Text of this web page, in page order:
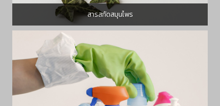
สารสกัดสมุนไพร